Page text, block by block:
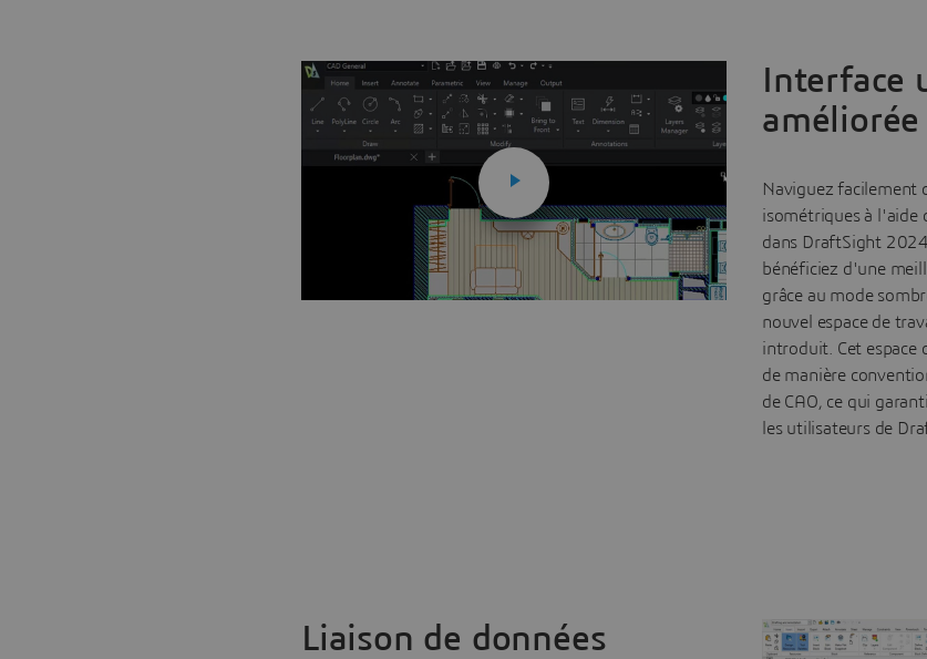
Interface
améliorée
Naviguez facilement
isométriques à l'aide
dans DraftSight
bénéficiez d'une
grâce au mode
nouvel espace de
introduit. Cet espace
de manière
de CAO, ce qui
les utilisateurs de
Liaison de données